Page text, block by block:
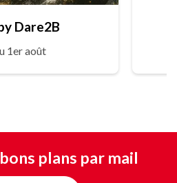
Dare2B
1er août
plans par mail